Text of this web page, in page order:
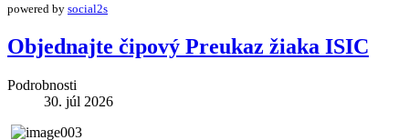
powered by social2s
Objednajte čipový Preukaz žiaka ISIC
Podrobnosti
30. júl 2026